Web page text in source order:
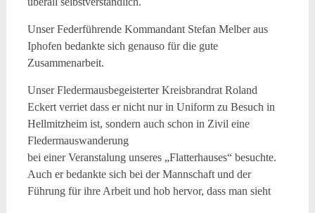
Unser Federführende Kommandant Stefan Melber aus
Iphofen bedankte sich genauso für die gute
Zusammenarbeit.
Unser Fledermausbegeisterter Kreisbrandrat Roland
Eckert verriet dass er nicht nur in Uniform zu Besuch in
Hellmitzheim ist, sondern auch schon in Zivil eine
Fledermauswanderung
bei einer Veranstalung unseres „Flatterhauses“ besuchte.
Auch er bedankte sich bei der Mannschaft und der
Führung für ihre Arbeit und hob hervor, dass man sieht